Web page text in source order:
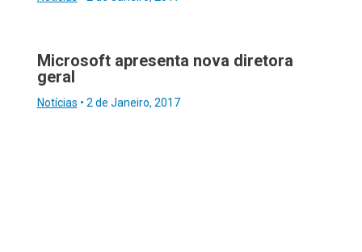
Microsoft apresenta nova diretora
geral
Notícias • 2 de Janeiro, 2017